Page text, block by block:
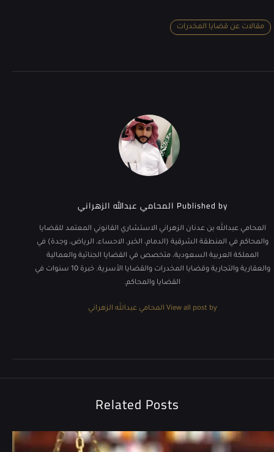
مقالات عن قضايا المخدرات
Published by المحامي عبدالله الزهراني
المحامي عبدالله بن عدنان الزهراني الاستشاري القانوني المعتمد للقضايا
والمحاكم في المنطقة الشرقية (الدمام، الخبر، الاحساء، الرياض، وجدة) في
المملكة العربية السعودية، متخصص في القضايا الجنائية والعمالية
والعقارية والتجارية وقضايا المخدرات والقضايا الأسرية. خبرة 10 سنوات في
القضايا والمحاكم.
View all post by المحامي عبدالله الزهراني
Related Posts